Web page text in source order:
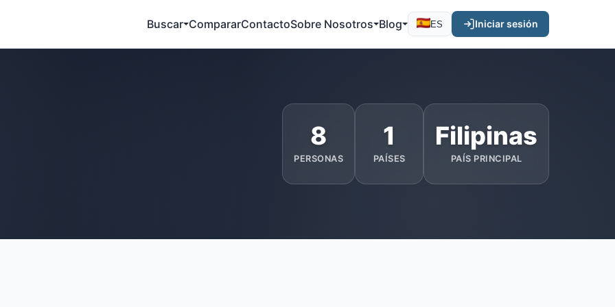
Buscar CompararContactoSobre Nosotros Blog ES Iniciar sesión
8
PERSONAS
1
PAÍSES
Filipinas
PAÍS PRINCIPAL